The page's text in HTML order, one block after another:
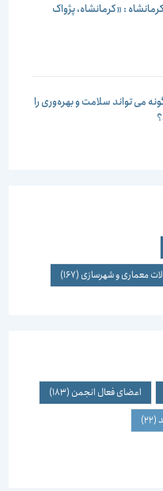
: «کرمانشاه، پژواک
تواند سلامت و بهره‌وری را
معماری و شهرسازی(167)
اعضای فعال انجمن(183)